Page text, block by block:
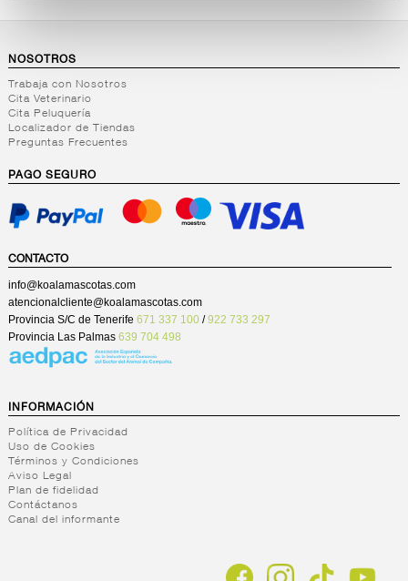
NOSOTROS
Trabaja con Nosotros
Cita Veterinario
Cita Peluquería
Localizador de Tiendas
Preguntas Frecuentes
PAGO SEGURO
CONTACTO
info@koalamascotas.com
atencionalcliente@koalamascotas.com
Provincia S/C de Tenerife 671 337 100/922 733 297
Provincia Las Palmas 639 704 498
INFORMACIÓN
Política de Privacidad
Uso de Cookies
Términos y Condiciones
Aviso Legal
Plan de fidelidad
Contáctanos
Canal del informante